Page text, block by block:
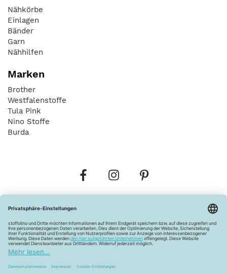
Nähkörbe
Einlagen
Bänder
Garn
Nähhilfen
Marken
Brother
Westfalenstoffe
Tula Pink
Nino Stoffe
Burda
Widerrufsbelehrung Vertrag widerrufen
Barrierefreiheitserklärung